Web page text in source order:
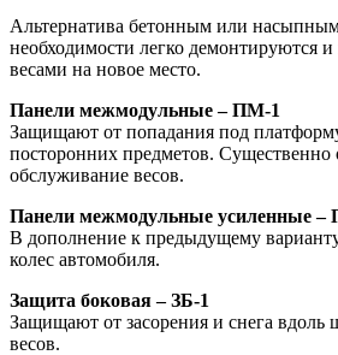
Альтернатива бетонным или
необходимости легко демонтируются и
весами на новое место.
Панели межмодульные – ПМ-1
Защищают от попадания под
посторонних предметов. Существенно
обслуживание весов.
Панели межмодульные усиленные –
В дополнение к предыдущему
колес автомобиля.
Защита боковая – ЗБ-1
Защищают от засорения и снега вдоль
весов.